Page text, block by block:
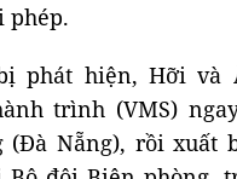
phép.
phát hiện, Hỡi và
trình (VMS)
(Đà Nẵng), rồi xuất